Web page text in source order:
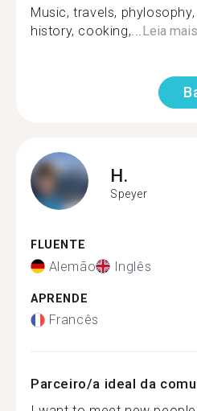
Music, travels,
history, cooking,...Leia mais
H.
Speyer
FLUENTE
Alemão Inglês
APRENDE
Francês
Parceiro/a ideal da